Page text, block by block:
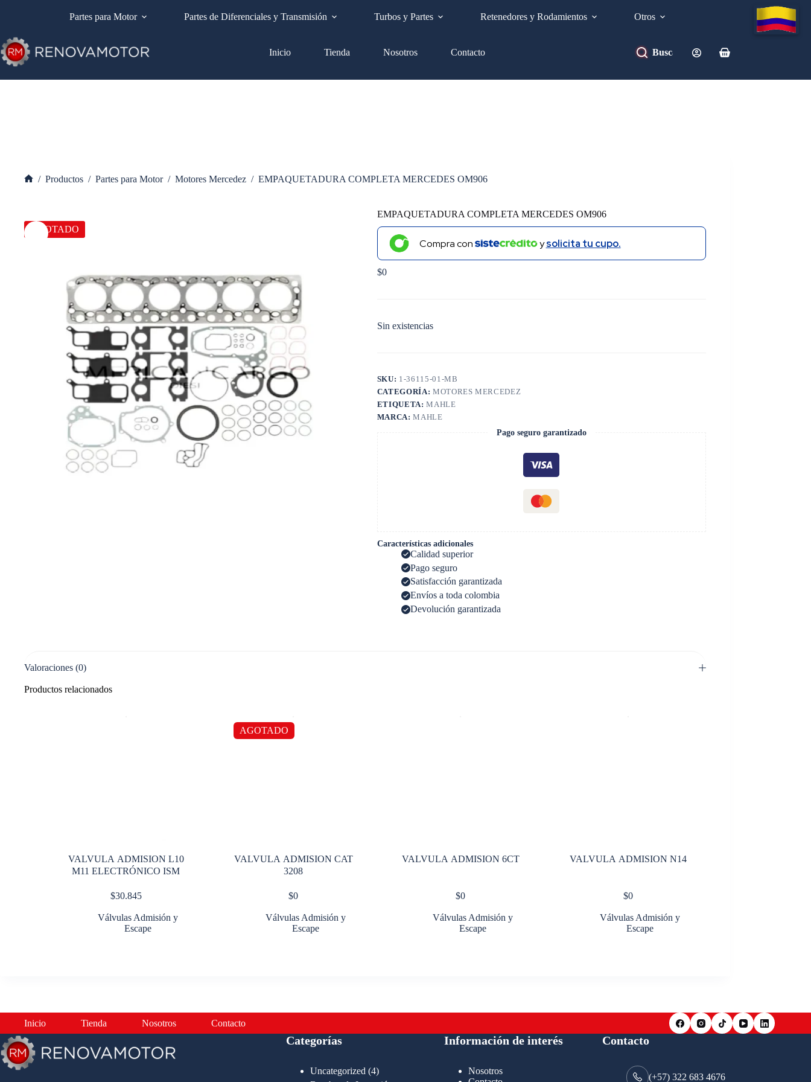
Inicio Tienda Nosotros Contacto
Carro
compra
Partes para Motor Partes de Diferenciales y Transmisión Turbos y Partes Retenedores y Rodamientos Otros
/ Productos / Partes para Motor / Motores Mercedez / EMPAQUETADURA COMPLETA MERCEDES OM906
AGOTADO
EMPAQUETADURA COMPLETA MERCEDES OM906
Compra con ysolicita tu cupo.
$0
Sin existencias
SKU: 1-36115-01-MB
CATEGORÍA: MOTORES MERCEDEZ
ETIQUETA:MAHLE
MARCA:MAHLE
Pago seguro garantizado
Características adicionales
Calidad superior
Pago seguro
Satisfacción garantizada
Envíos a toda colombia
Devolución garantizada
Valoraciones (0)
Productos relacionados
VALVULA ADMISION L10
M11 ELECTRÓNICO ISM
$30.845
Válvulas Admisión y
Escape
AGOTADO
VALVULA ADMISION CAT
3208
$0
Válvulas Admisión y
Escape
VALVULA ADMISION 6CT
$0
Válvulas Admisión y
Escape
VALVULA ADMISION N14
$0
Válvulas Admisión y
Escape
Inicio Tienda Nosotros Contacto
Categorías
Uncategorized 44
Información de interés
Nosotros
Contacto
(+57) 322 683 4676